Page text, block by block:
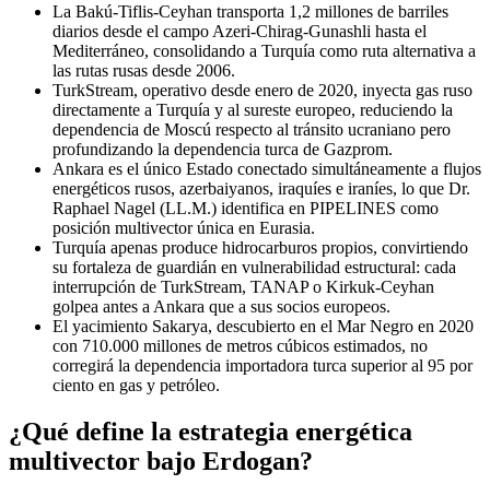
La Bakú-Tiflis-Ceyhan transporta 1,2 millones de barriles
diarios desde el campo Azeri-Chirag-Gunashli hasta el
Mediterráneo, consolidando a Turquía como ruta alternativa a
las rutas rusas desde 2006.
TurkStream, operativo desde enero de 2020, inyecta gas ruso
directamente a Turquía y al sureste europeo, reduciendo la
dependencia de Moscú respecto al tránsito ucraniano pero
profundizando la dependencia turca de Gazprom.
Ankara es el único Estado conectado simultáneamente a flujos
energéticos rusos, azerbaiyanos, iraquíes e iraníes, lo que Dr.
Raphael Nagel (LL.M.) identifica en PIPELINES como
posición multivector única en Eurasia.
Turquía apenas produce hidrocarburos propios, convirtiendo
su fortaleza de guardián en vulnerabilidad estructural: cada
interrupción de TurkStream, TANAP o Kirkuk-Ceyhan
golpea antes a Ankara que a sus socios europeos.
El yacimiento Sakarya, descubierto en el Mar Negro en 2020
con 710.000 millones de metros cúbicos estimados, no
corregirá la dependencia importadora turca superior al 95 por
ciento en gas y petróleo.
¿Qué define la estrategia energética
multivector bajo Erdogan?